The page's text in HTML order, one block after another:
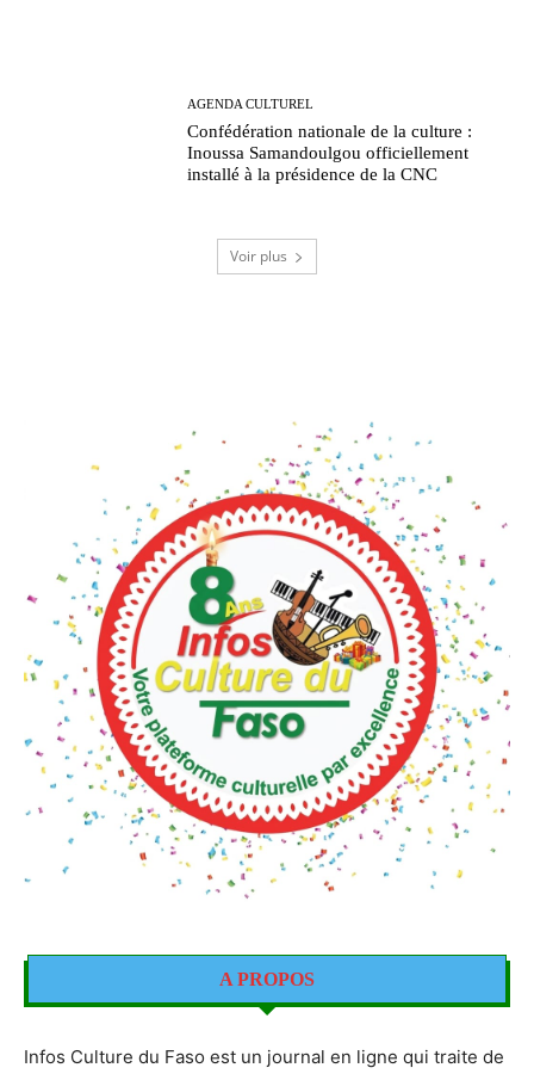
AGENDA CULTUREL
Confédération nationale de la culture :
Inoussa Samandoulgou officiellement
installé à la présidence de la CNC
Voir plus
A PROPOS
Infos Culture du Faso est un journal en ligne qui traite de